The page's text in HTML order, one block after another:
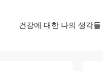
건강에 대한 나의 생각들